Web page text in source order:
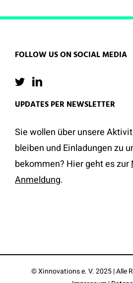
FOLLOW US ON SOCIAL MEDIA
UPDATES PER NEWSLETTER
Sie wollen über unsere
bleiben und Einladungen zu
bekommen? Hier geht es zur
Anmeldung.
© Xinnovations e. V. 2025 | Alle